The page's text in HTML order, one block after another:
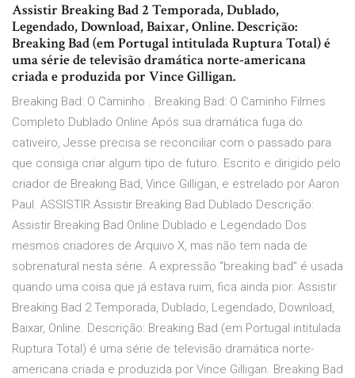
Assistir Breaking Bad 2 Temporada, Dublado,
Legendado, Download, Baixar, Online. Descrição:
Breaking Bad (em Portugal intitulada Ruptura Total) é
uma série de televisão dramática norte-americana
criada e produzida por Vince Gilligan.
Breaking Bad: O Caminho . Breaking Bad: O Caminho Filmes
Completo Dublado Online Após sua dramática fuga do
cativeiro, Jesse precisa se reconciliar com o passado para
que consiga criar algum tipo de futuro. Escrito e dirigido pelo
criador de Breaking Bad, Vince Gilligan, e estrelado por Aaron
Paul. ASSISTIR Assistir Breaking Bad Dublado Descrição:
Assistir Breaking Bad Online Dublado e Legendado Dos
mesmos criadores de Arquivo X, mas não tem nada de
sobrenatural nesta série. A expressão “breaking bad” é usada
quando uma coisa que já estava ruim, fica ainda pior. Assistir
Breaking Bad 2 Temporada, Dublado, Legendado, Download,
Baixar, Online. Descrição: Breaking Bad (em Portugal intitulada
Ruptura Total) é uma série de televisão dramática norte-
americana criada e produzida por Vince Gilligan. Breaking Bad